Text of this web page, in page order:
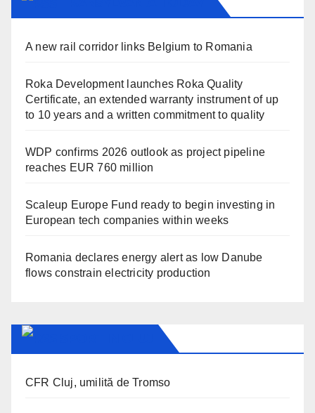
A new rail corridor links Belgium to Romania
Roka Development launches Roka Quality
Certificate, an extended warranty instrument of up
to 10 years and a written commitment to quality
WDP confirms 2026 outlook as project pipeline
reaches EUR 760 million
Scaleup Europe Fund ready to begin investing in
European tech companies within weeks
Romania declares energy alert as low Danube
flows constrain electricity production
CFR Cluj, umilită de Tromso